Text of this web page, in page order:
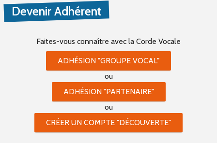
Devenir Adhérent
Faites-vous connaître avec la Corde Vocale
ADHÉSION "GROUPE VOCAL"
ou
ADHÉSION "PARTENAIRE"
ou
CRÉER UN COMPTE "DÉCOUVERTE"